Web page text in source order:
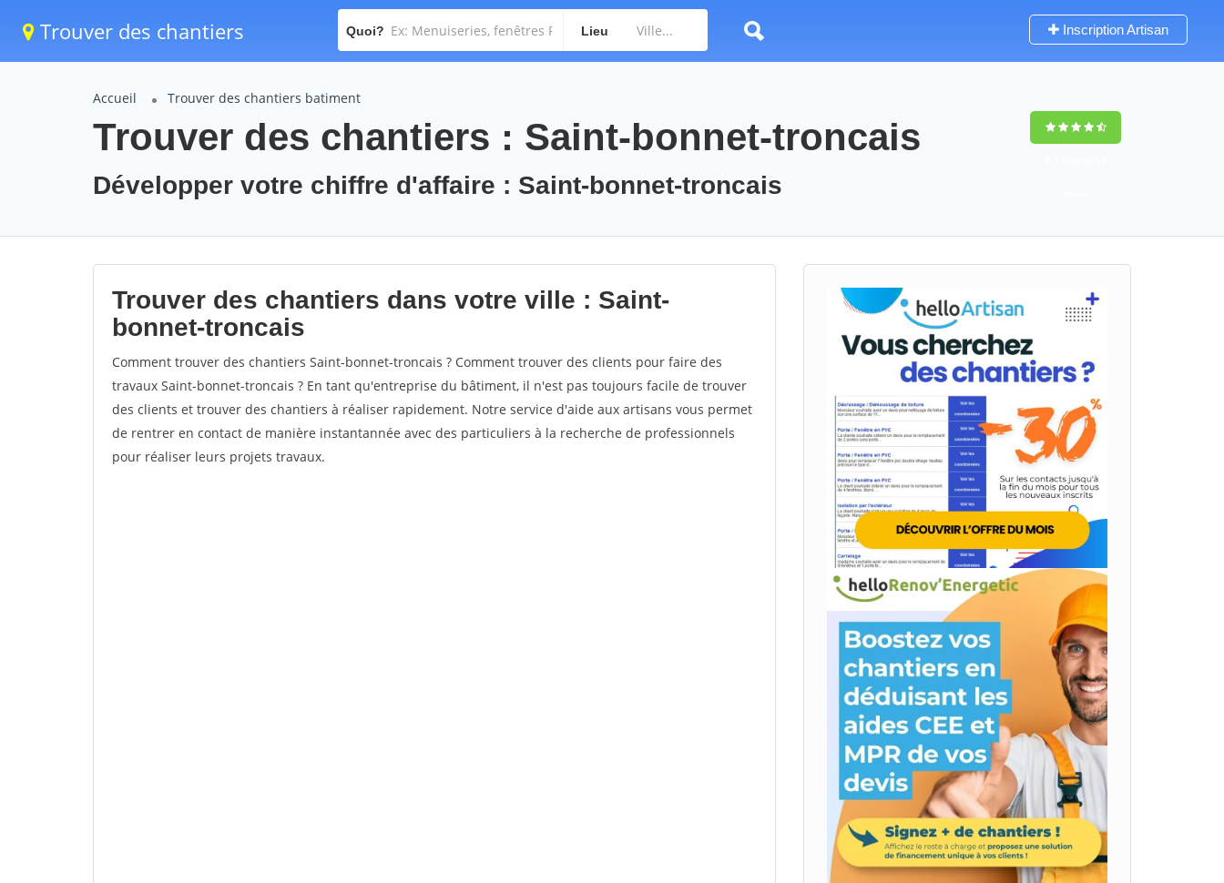
Trouver des chantiers Quoi? Lieu Inscription Artisan
Accueil Trouver des chantiers batiment
Trouver des chantiers : Saint-bonnet-troncais
Développer votre chiffre d'affaire : Saint-bonnet-troncais
Trouver des chantiers dans votre ville : Saint-
bonnet-troncais
Comment trouver des chantiers Saint-bonnet-troncais ? Comment trouver des clients pour faire des
travaux Saint-bonnet-troncais ? En tant qu'entreprise du bâtiment, il n'est pas toujours facile de trouver
des clients et trouver des chantiers à réaliser rapidement. Notre service d'aide aux artisans vous permet
de rentrer en contact de manière instantannée avec des particuliers à la recherche de professionnels
pour réaliser leurs projets travaux.